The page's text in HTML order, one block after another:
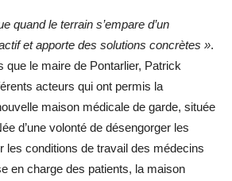
quand le terrain s’empare d’un
et apporte des solutions concrètes ».
que le maire de Pontarlier, Patrick
acteurs qui ont permis la
maison médicale de garde, située
d’une volonté de désengorger les
les conditions de travail des médecins
en charge des patients, la maison